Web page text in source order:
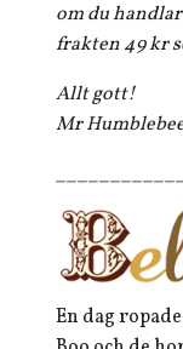
om du
frakten 49 kr
Allt gott!
Mr
En dag